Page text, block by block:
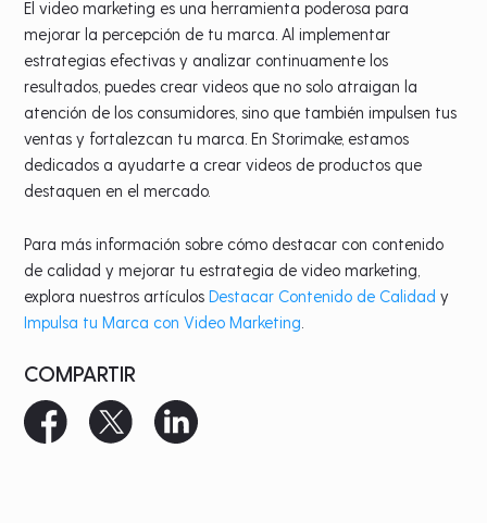
COMPARTIR
El video marketing es una herramienta poderosa para
mejorar la percepción de tu marca. Al implementar
estrategias efectivas y analizar continuamente los
resultados, puedes crear videos que no solo atraigan la
atención de los consumidores, sino que también impulsen tus
ventas y fortalezcan tu marca. En Storimake, estamos
dedicados a ayudarte a crear videos de productos que
destaquen en el mercado.
Para más información sobre cómo destacar con contenido
de calidad y mejorar tu estrategia de video marketing,
explora nuestros artículosDestacar Contenido de Calidad y
Impulsa tu Marca con Video Marketing